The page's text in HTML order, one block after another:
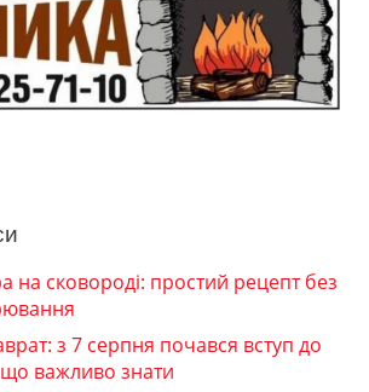
на сковороді: простий рецепт без
з 7 серпня почався вступ до
важливо знати